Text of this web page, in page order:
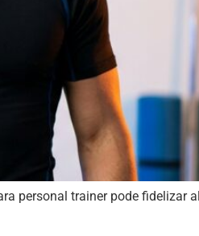
personal trainer pode fidelizar